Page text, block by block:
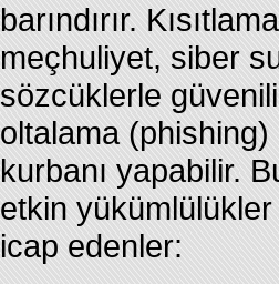
barındırır.
meçhuliyet, siber
sözcüklerle
oltalama (phishing)
kurbanı yapabilir.
etkin
icap edenler: